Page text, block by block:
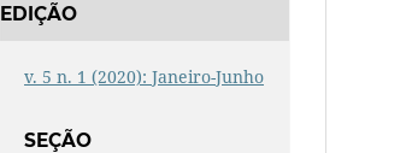
EDIÇÃO
v. 5 n. 1 (2020): Janeiro-Junho
SEÇÃO